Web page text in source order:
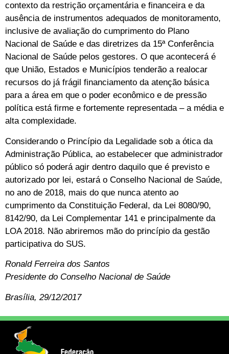
contexto da restrição orçamentária e financeira e da
ausência de instrumentos adequados de monitoramento,
inclusive de avaliação do cumprimento do Plano
Nacional de Saúde e das diretrizes da 15ª Conferência
Nacional de Saúde pelos gestores. O que acontecerá é
que União, Estados e Municípios tenderão a realocar
recursos do já frágil financiamento da atenção básica
para a área em que o poder econômico e de pressão
política está firme e fortemente representada – a média e
alta complexidade.
Considerando o Princípio da Legalidade sob a ótica da
Administração Pública, ao estabelecer que administrador
público só poderá agir dentro daquilo que é previsto e
autorizado por lei, estará o Conselho Nacional de Saúde,
no ano de 2018, mais do que nunca atento ao
cumprimento da Constituição Federal, da Lei 8080/90,
8142/90, da Lei Complementar 141 e principalmente da
LOA 2018. Não abriremos mão do princípio da gestão
participativa do SUS.
Ronald Ferreira dos Santos
Presidente do Conselho Nacional de Saúde
Brasília, 29/12/2017